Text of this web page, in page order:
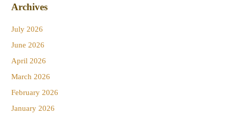
Archives
July 2026
June 2026
April 2026
March 2026
February 2026
January 2026